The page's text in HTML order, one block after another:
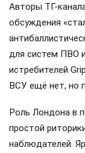
Авторы ТГ-
обсуждения
для систем ПВО
истребителей
ВСУ ещё нет, но
Роль Лондона в
простой
наблюдателей.